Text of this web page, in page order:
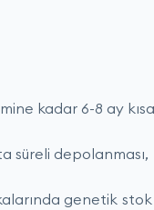
kadar 6-8 ay
süreli depolanması,
genetik